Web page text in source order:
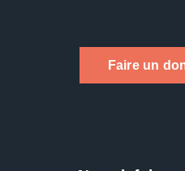
Faire un